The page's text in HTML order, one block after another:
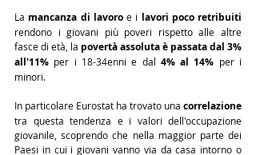
La mancanza di lavoro e i lavori poco retribuiti
rendono i giovani più poveri rispetto alle altre
fasce di età, la povertà assoluta è passata dal 3%
all'11% per i 18-34enni e dal 4% al 14% per i
minori.
In particolare Eurostat ha trovato una correlazione
tra questa tendenza e i valori dell'occupazione
giovanile, scoprendo che nella maggior parte dei
Paesi in cui i giovani vanno via da casa intorno o